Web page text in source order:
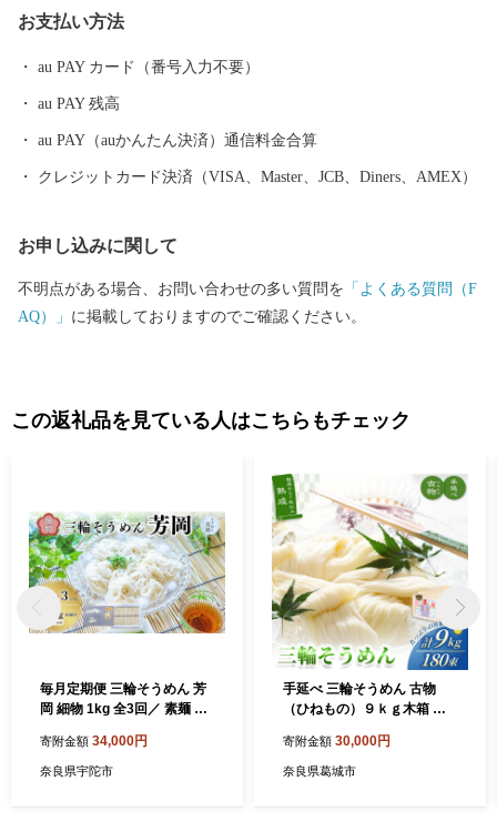
お願いします。
お支払い方法
au PAY カード（番号入力不要）
au PAY 残高
au PAY（auかんたん決済）通信料金合算
クレジットカード決済（VISA、Master、JCB、Diners、AMEX）
お申し込みに関して
不明点がある場合、お問い合わせの多い質問を 「よくある質問（F
AQ）」 に掲載しておりますのでご確認ください。
この返礼品を見ている人はこちらもチェック
毎月定期便 三輪そうめん 芳
岡 細物 1kg 全3回／ 素麺 手
め 化粧箱 お取り寄せ ギフト
奈良県 宇陀市 ふるさと納税
寄附金額 34,000円
奈良県宇陀市
手延べ 三輪そうめん 古物
（ひねもの）９ｋｇ木箱 丸
県 特産 葛城市
寄附金額 30,000円
奈良県葛城市